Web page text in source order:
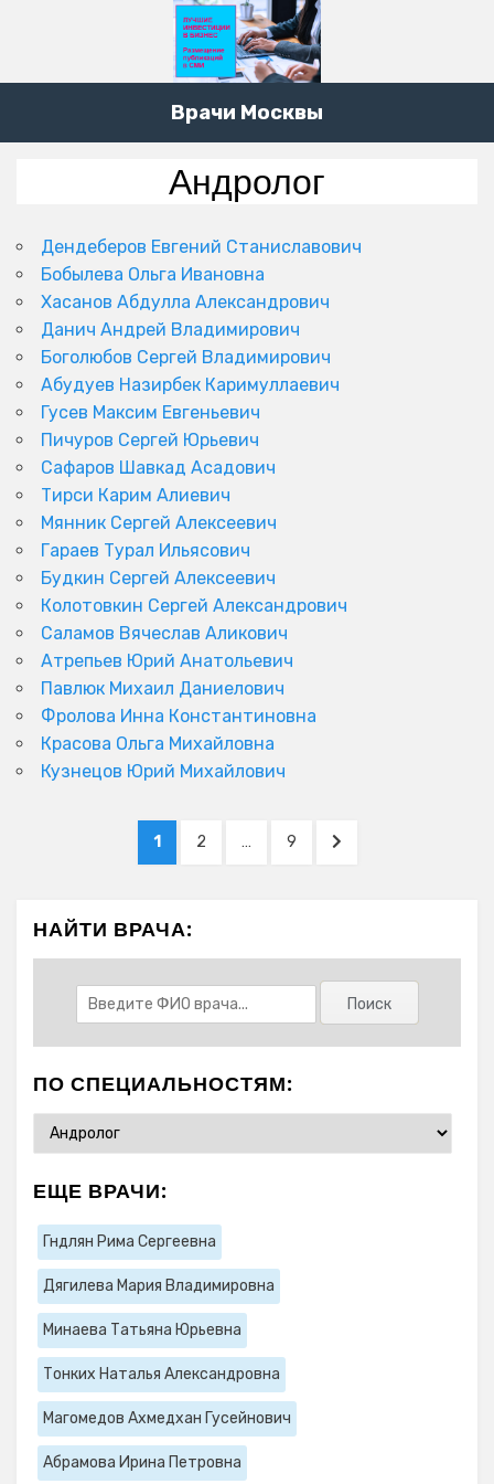
Врачи Москвы
Андролог
Дендеберов Евгений Станиславович
Бобылева Ольга Ивановна
Хасанов Абдулла Александрович
Данич Андрей Владимирович
Боголюбов Сергей Владимирович
Абудуев Назирбек Каримуллаевич
Гусев Максим Евгеньевич
Пичуров Сергей Юрьевич
Сафаров Шавкад Асадович
Тирси Карим Алиевич
Мянник Сергей Алексеевич
Гараев Турал Ильясович
Будкин Сергей Алексеевич
Колотовкин Сергей Александрович
Саламов Вячеслав Аликович
Атрепьев Юрий Анатольевич
Павлюк Михаил Даниелович
Фролова Инна Константиновна
Красова Ольга Михайловна
Кузнецов Юрий Михайлович
ПагинацияPAGE
1 PAGE
2 … PAGE
9
NEXT
НАЙТИ ВРАЧА:
ПО СПЕЦИАЛЬНОСТЯМ:
ЕЩЕ ВРАЧИ:
Гндлян Рима Сергеевна
Дягилева Мария Владимировна
Минаева Татьяна Юрьевна
Тонких Наталья Александровна
Магомедов Ахмедхан Гусейнович
Абрамова Ирина Петровна